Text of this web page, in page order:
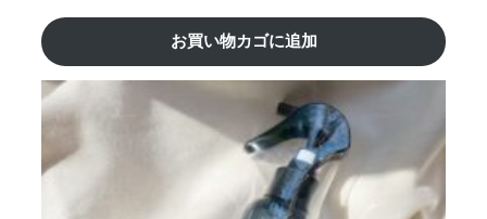
お買い物カゴに追加